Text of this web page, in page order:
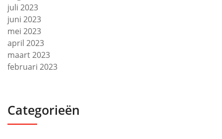
juli 2023
juni 2023
mei 2023
april 2023
maart 2023
februari 2023
Categorieën